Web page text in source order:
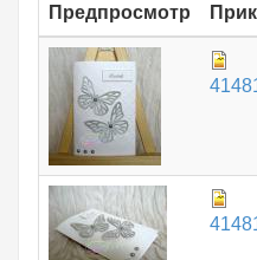
Предпросмотр